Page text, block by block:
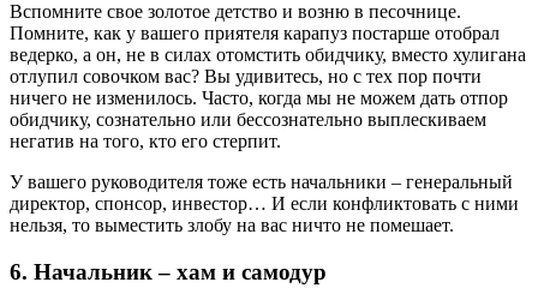
Вспомните свое золотое детство и возню в песочнице.
Помните, как у вашего приятеля карапуз постарше отобрал
ведерко, а он, не в силах отомстить обидчику, вместо хулигана
отлупил совочком вас? Вы удивитесь, но с тех пор почти
ничего не изменилось. Часто, когда мы не можем дать отпор
обидчику, сознательно или бессознательно выплескиваем
негатив на того, кто его стерпит.
У вашего руководителя тоже есть начальники – генеральный
директор, спонсор, инвестор… И если конфликтовать с ними
нельзя, то выместить злобу на вас ничто не помешает.
6. Начальник – хам и самодур